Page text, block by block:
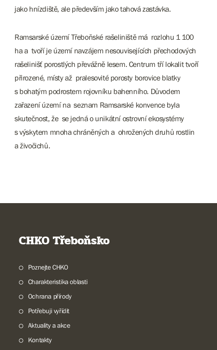
jako hnízdiště, ale především jako tahová zastávka.
Ramsarské území Třeboňské rašeliniště má rozlohu 1 100
ha a tvoří je území navzájem nesouvisejících přechodových
rašelinišť porostlých převážně lesem. Centrum tří lokalit tvoří
přirozené, místy až pralesovité porosty borovice blatky
s bohatým podrostem rojovníku bahenního. Důvodem
zařazení území na seznam Ramsarské konvence byla
skutečnost, že se jedná o unikátní ostrovní ekosystémy
s výskytem mnoha chráněných a ohrožených druhů rostlin
a živočichů.
CHKO Třeboňsko
Poznejte CHKO
Charakteristika oblasti
Ochrana přírody
Potřebuji vyřídit
Aktuality a akce
Kontakty